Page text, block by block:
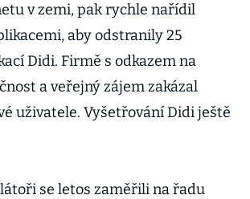
v zemi, pak rychle nařídil
aby odstranily 25
Didi. Firmě s odkazem na
a veřejný zájem zakázal
uživatele. Vyšetřování Didi ještě
se letos zaměřili na řadu